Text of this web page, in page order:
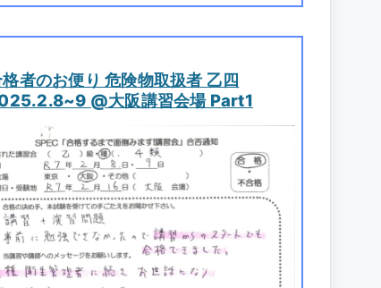
者のお便り 危険物取扱者 乙四
@大阪講習会場 Part1